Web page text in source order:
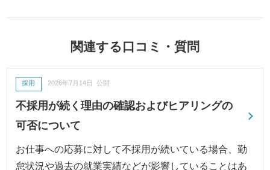
関連する口コミ・質問
不採用が続く理由の確認およびヒアリングの
可否について
採用 2026年7月14日 公開
お仕事への応募に対して不採用が続いている場合、勤
怠状況や過去の就業実績などが影響していることはあ